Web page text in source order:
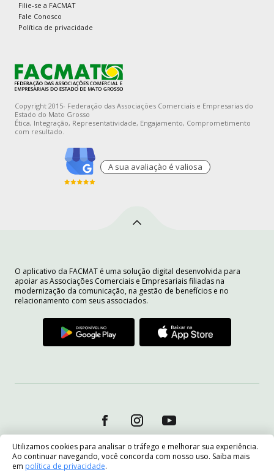
Utilizamos cookies para analisar o tráfego e melhorar sua experiência.
Ao continuar navegando, você concorda com nosso uso. Saiba mais
em política de privacidade.
Filie-se a FACMAT
Fale Conosco
Política de privacidade
Copyright 2015- Federação das Associações Comerciais e Empresarias do
Estado do Mato Grosso
Ética, Integração, Representatividade, Engajamento, Comprometimento
com resultado.
A sua avaliaçào é valiosa
O aplicativo da FACMAT é uma solução digital desenvolvida para
apoiar as Associações Comerciais e Empresariais filiadas na
modernização da comunicação, na gestão de benefícios e no
relacionamento com seus associados.